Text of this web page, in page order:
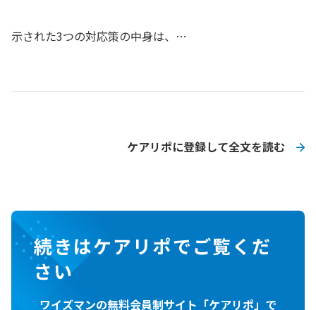
示された3つの対応策の中身は、…
ケアリポに登録して全文を読む
続きはケアリポでご覧くだ
さい
ワイズマンの無料会員制サイト「ケアリポ」で